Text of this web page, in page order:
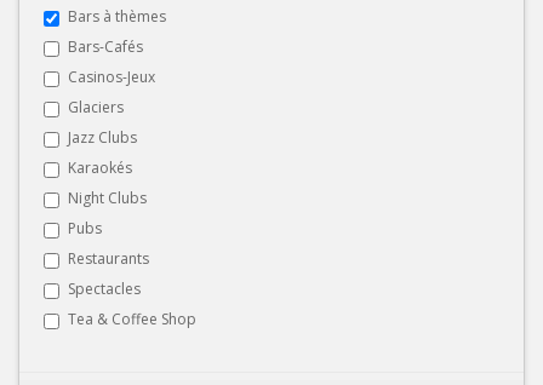
Bars à thèmes
Bars-Cafés
Casinos-Jeux
Glaciers
Jazz Clubs
Karaokés
Night Clubs
Pubs
Restaurants
Spectacles
Tea & Coffee Shop